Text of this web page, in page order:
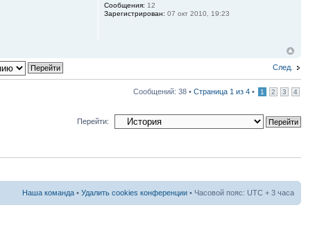
Сообщения: 12
Зарегистрирован: 07 окт 2010, 19:23
След.
Сообщений: 38 • Страница 1 из 4 • 1 2 3 4
Перейти:
Наша команда • Удалить cookies конференции • Часовой пояс: UTC + 3 часа